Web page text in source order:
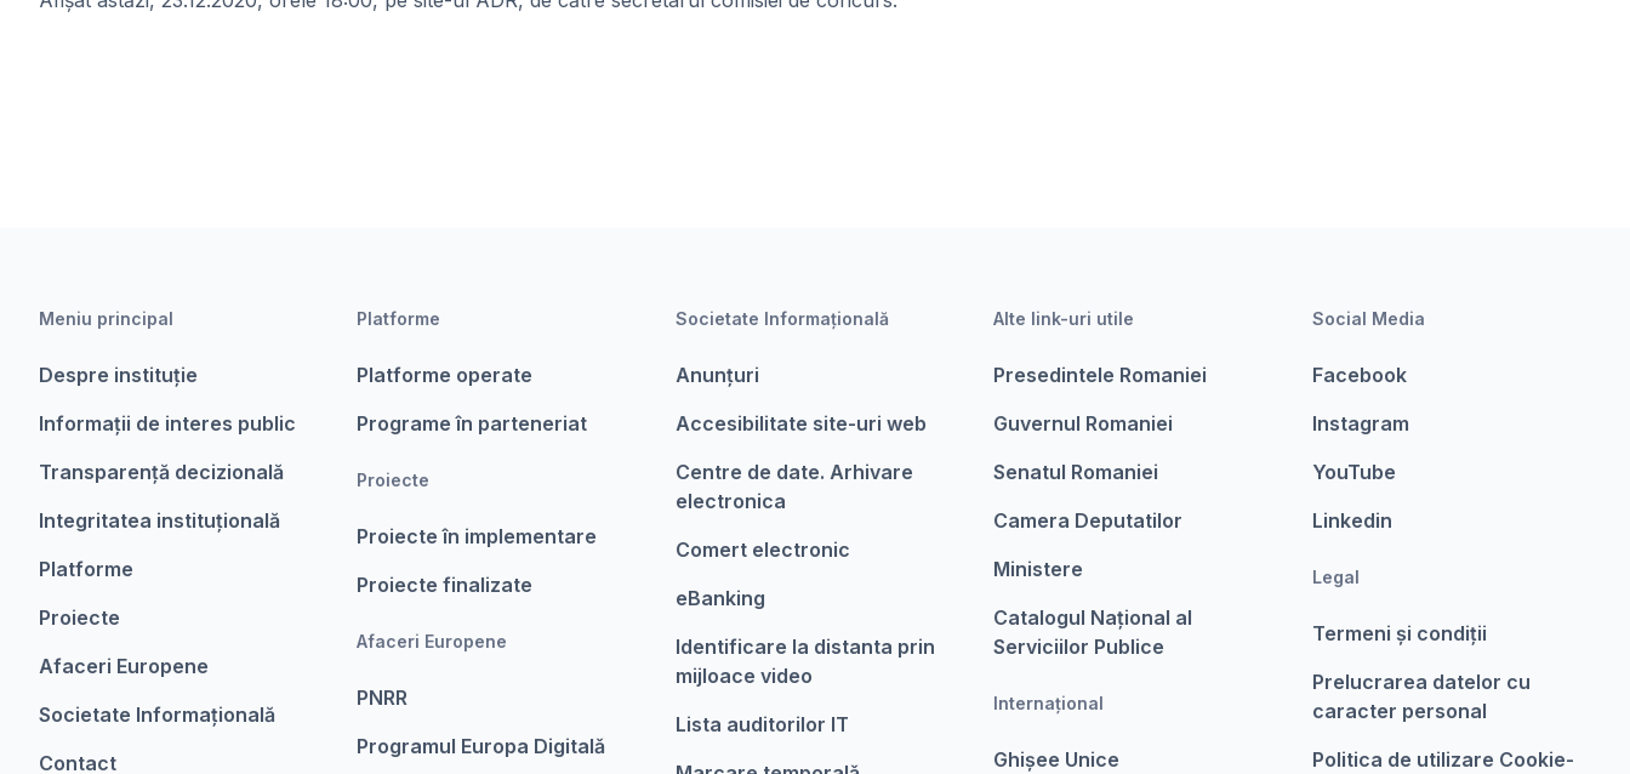
Meniu principal
Despre instituție
Informații de interes public
Transparență decizională
Integritatea instituțională
Platforme
Proiecte
Afaceri Europene
Societate Informațională
Contact
Platforme
Platforme operate
Programe în parteneriat
Proiecte
Proiecte în implementare
Proiecte finalizate
Afaceri Europene
PNRR
Programul Europa Digitalǎ
Societate Informațională
Anunțuri
Accesibilitate site-uri web
Centre de date. Arhivare
electronica
Comert electronic
eBanking
Identificare la distanta prin
mijloace video
Lista auditorilor IT
Alte link-uri utile
Presedintele Romaniei
Guvernul Romaniei
Senatul Romaniei
Camera Deputatilor
Ministere
Catalogul Național al
Serviciilor Publice
Internațional
Ghișee Unice
Social Media
Facebook
Instagram
YouTube
Linkedin
Legal
Termeni şi condiții
Prelucrarea datelor cu
caracter personal
Politica de utilizare Cookie-